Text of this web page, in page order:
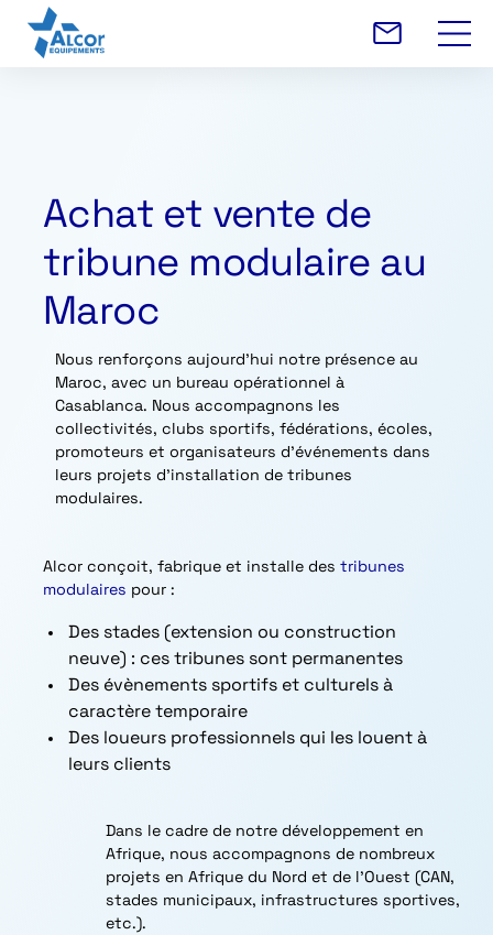
Achat et vente de
tribune modulaire au
Maroc
Nous renforçons aujourd’hui notre présence au
Maroc, avec un bureau opérationnel à
Casablanca. Nous accompagnons les
collectivités, clubs sportifs, fédérations, écoles,
promoteurs et organisateurs d’événements dans
leurs projets d’installation de tribunes
modulaires.
Alcor conçoit, fabrique et installe des tribunes
modulaires pour :
Des stades (extension ou construction
neuve) : ces tribunes sont permanentes
Des évènements sportifs et culturels à
caractère temporaire
Des loueurs professionnels qui les louent à
leurs clients
Dans le cadre de notre développement en
Afrique, nous accompagnons de nombreux
projets en Afrique du Nord et de l’Ouest (CAN,
stades municipaux, infrastructures sportives,
etc.).